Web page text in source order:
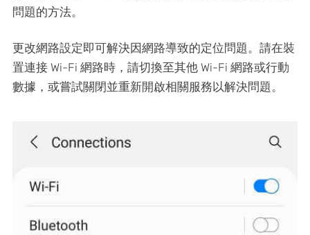
問題的方法。
更改網路設定即可解決因網路導致的定位問題。請在裝
置連接 Wi-Fi 網路時，請切換至其他 Wi-Fi 網路或行動
數據，或嘗試關閉並重新開啟相關服務以解決問題。